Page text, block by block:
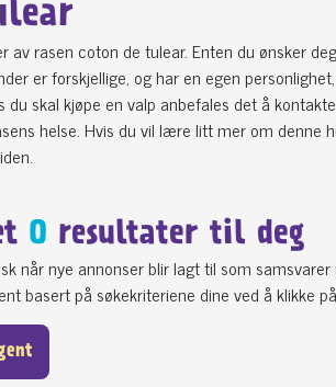
av rasen coton de tulear. Enten du ønsker
er forskjellige, og har en egen
du skal kjøpe en valp anbefales det å
helse. Hvis du vil lære litt mer om denne
0 resultater til deg
når nye annonser blir lagt til som
basert på søkekriteriene dine ved å klikke